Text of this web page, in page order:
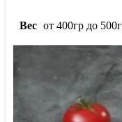
Вес от 400гр до